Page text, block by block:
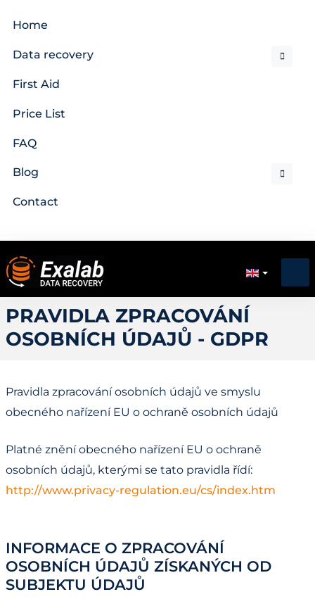
Home
Data recovery
First Aid
Price List
FAQ
Blog
Contact
PRAVIDLA ZPRACOVÁNÍ
OSOBNÍCH ÚDAJŮ - GDPR
Pravidla zpracování osobních údajů ve smyslu
obecného nařízení EU o ochraně osobních údajů
Platné znění obecného nařízení EU o ochraně
osobních údajů, kterými se tato pravidla řídí:
http://www.privacy-regulation.eu/cs/index.htm
INFORMACE O ZPRACOVÁNÍ
OSOBNÍCH ÚDAJŮ ZÍSKANÝCH OD
SUBJEKTU ÚDAJŮ